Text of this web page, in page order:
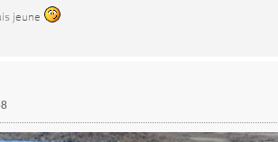
jeune